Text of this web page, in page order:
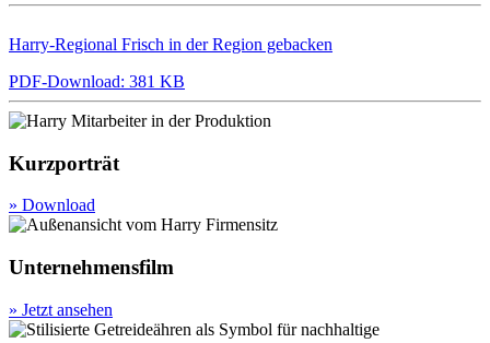
Harry-Regional Frisch in der Region gebacken
PDF-Download: 381 KB
Kurzporträt
» Download
Unternehmensfilm
» Jetzt ansehen